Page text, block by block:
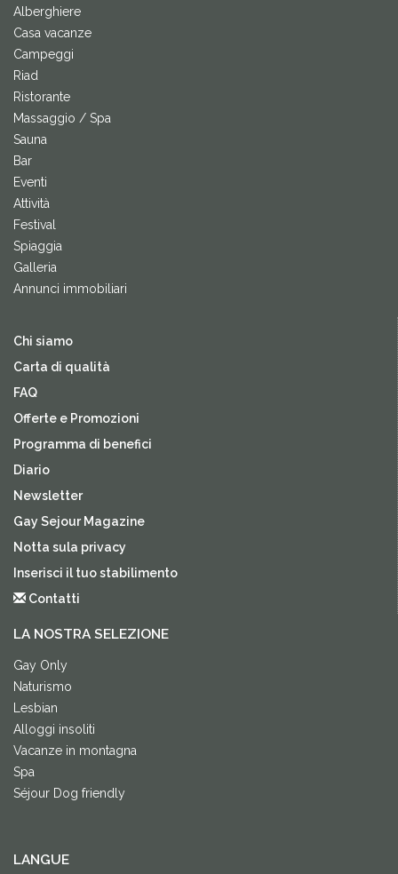
Alberghiere
Casa vacanze
Campeggi
Riad
Ristorante
Massaggio / Spa
Sauna
Bar
Eventi
Attività
Festival
Spiaggia
Galleria
Annunci immobiliari
Chi siamo
Carta di qualità
FAQ
Offerte e Promozioni
Programma di benefici
Diario
Newsletter
Gay Sejour Magazine
Notta sula privacy
Inserisci il tuo stabilimento
Contatti
LA NOSTRA SELEZIONE
Gay Only
Naturismo
Lesbian
Alloggi insoliti
Vacanze in montagna
Spa
Séjour Dog friendly
LANGUE